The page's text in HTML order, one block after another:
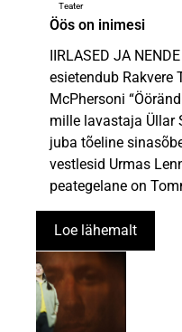
Teater
Öös on inimesi
IIRLASED JA
esietendub Rakvere
McPhersoni
mille lavastaja Üllar
juba tõeline
vestlesid Urmas
peategelane on
Loe lähemalt